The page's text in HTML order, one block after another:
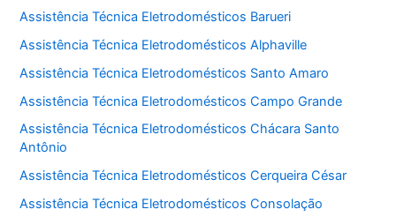
Assistência Técnica Eletrodomésticos Barueri
Assistência Técnica Eletrodomésticos Alphaville
Assistência Técnica Eletrodomésticos Santo Amaro
Assistência Técnica Eletrodomésticos Campo Grande
Assistência Técnica Eletrodomésticos Chácara Santo
Antônio
Assistência Técnica Eletrodomésticos Cerqueira César
Assistência Técnica Eletrodomésticos Consolação